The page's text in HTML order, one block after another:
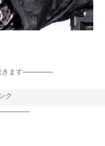
ます-----------------
ク